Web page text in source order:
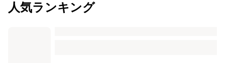
人気ランキング